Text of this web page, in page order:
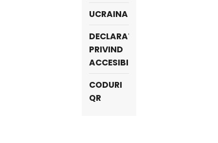
UCRAINA
DECLARATIE
PRIVIND
ACCESIBILITATE
CODURI
QR